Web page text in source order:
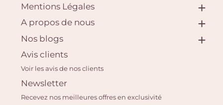
Mentions Légales
A propos de nous
Nos blogs
Avis clients
Voir les avis de nos clients
Newsletter
Recevez nos meilleures offres en exclusivité